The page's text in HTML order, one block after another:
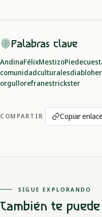
Palabras clave
AndinaFélixMestizo
comunidadculturalesdiablo
orgullorefranestrickster
COMPARTIR Copiar enlace
SIGUE EXPLORANDO
También te